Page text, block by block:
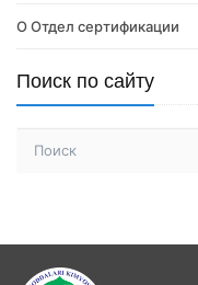
О Отдел сертификации
Поиск по сайту